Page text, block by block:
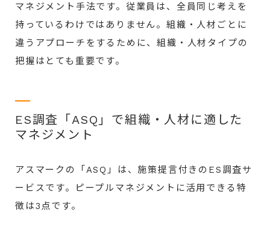
マネジメント手法です。従業員は、全員同じ考えを
持っているわけではありません。組織・人材ごとに
違うアプローチをするために、組織・人材タイプの
把握はとても重要です。
ES調査「ASQ」で組織・人材に適した
マネジメント
アスマークの「ASQ」は、施策提言付きのES調査サ
ービスです。ピープルマネジメントに活用できる特
徴は3点です。